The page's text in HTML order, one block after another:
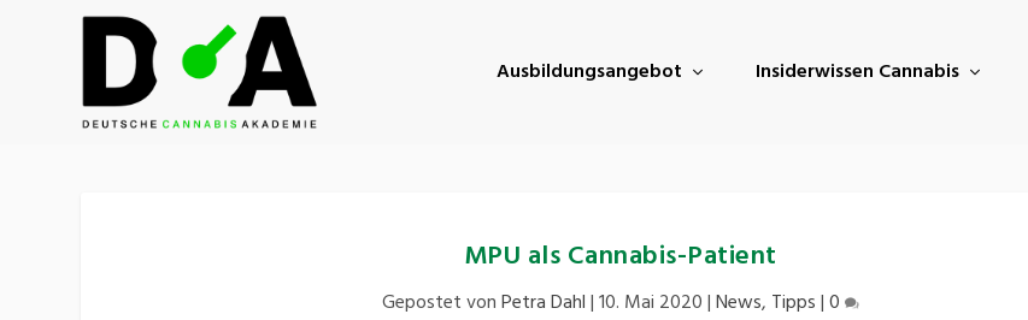
Ausbildungsangebot Insiderwissen Cannabis
MPU als Cannabis-Patient
Gepostet vonPetra Dahl|10. Mai 2020|News, Tipps|0